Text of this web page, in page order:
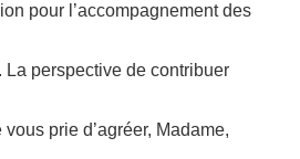
pour l’accompagnement des
perspective de contribuer
prie d’agréer, Madame,